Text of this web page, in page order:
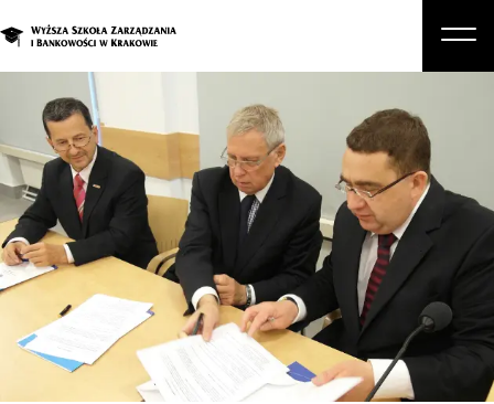
Studia podyplomowe i kursy
Kandydat
Biznes
Zapisz się na studia